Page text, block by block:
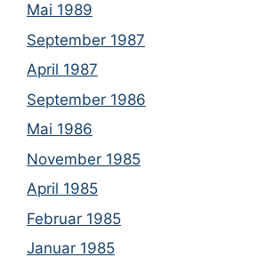
Mai 1989
September 1987
April 1987
September 1986
Mai 1986
November 1985
April 1985
Februar 1985
Januar 1985